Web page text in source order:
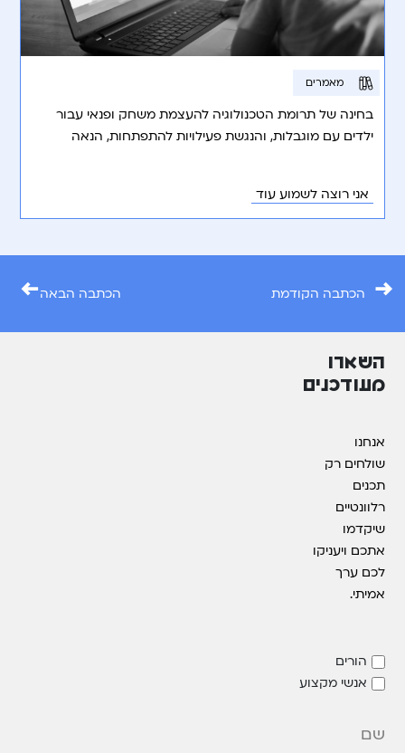
מאמרים
בחינה של תרומת הטכנולוגיה להעצמת משחק ופנאי עבור
ילדים עם מוגבלות, והנגשת פעילויות להתפתחות, הנאה
אני רוצה לשמוע עוד
→ הכתבה הקודמת הכתבה הבאה←
השארו
מעודכנים
אנחנו
שולחים רק
תכנים
רלוונטיים
שיקדמו
אתכם ויעניקו
לכם ערך
אמיתי.
הורים
אנשי מקצוע